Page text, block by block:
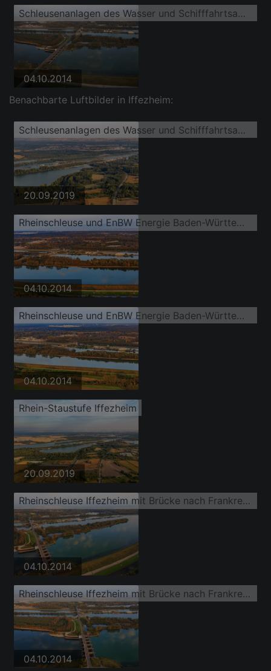
Schleusenanlagen des Wasser und Schifffahrtsamt Freiburg und der EnBW Energie Baden-Württemberg AG, Rheinkraftwerk Iffezheim am Ufer der Wasserstraße Rhein
04.10.2014
Benachbarte Luftbilder in Iffezheim:
Schleusenanlagen des Wasser und Schifffahrtsamt Freiburg und der EnBW Energie Baden-Württemberg AG, Rheinkraftwerk Iffezheim am Ufer der Wasserstraße Rhein
20.09.2019
Rheinschleuse und EnBW Energie Baden-Württemberg AG, Rheinkraftwerk Iffezheim
04.10.2014
Rheinschleuse und EnBW Energie Baden-Württemberg AG, Rheinkraftwerk Iffezheim
04.10.2014
Rhein-Staustufe Iffezheim
20.09.2019
Rheinschleuse Iffezheim mit Brücke nach Frankreich
04.10.2014
Rheinschleuse Iffezheim mit Brücke nach Frankreich
04.10.2014